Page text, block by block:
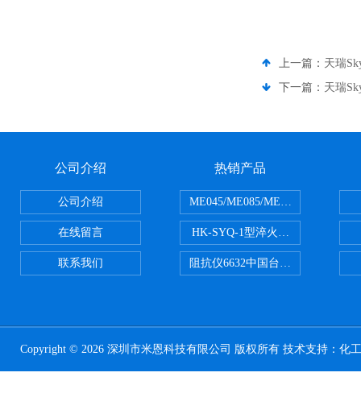
上一篇： 天瑞
下一篇： 天瑞
公司介绍
公司介绍
在线留言
联系我们
热销产品
ME045/ME085/ME150ME系列
HK-SYQ-1型淬火介质冷却性能测
阻抗仪6632中国台湾益和
Copyright © 2026 深圳市米恩科技有限公司 版权所有 技术支持： 化